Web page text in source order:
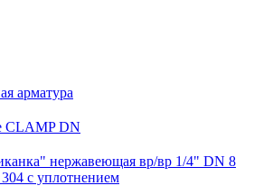
арматура
CLAMP DN
нержавеющая вр/вр 1/4" DN 8
с уплотнением